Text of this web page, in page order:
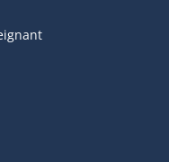
externe s'ouvrira